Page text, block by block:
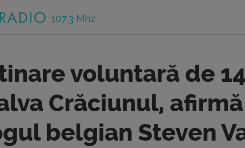
107.3 Mhz
voluntară de
Crăciunul, afirmă
belgian Steven